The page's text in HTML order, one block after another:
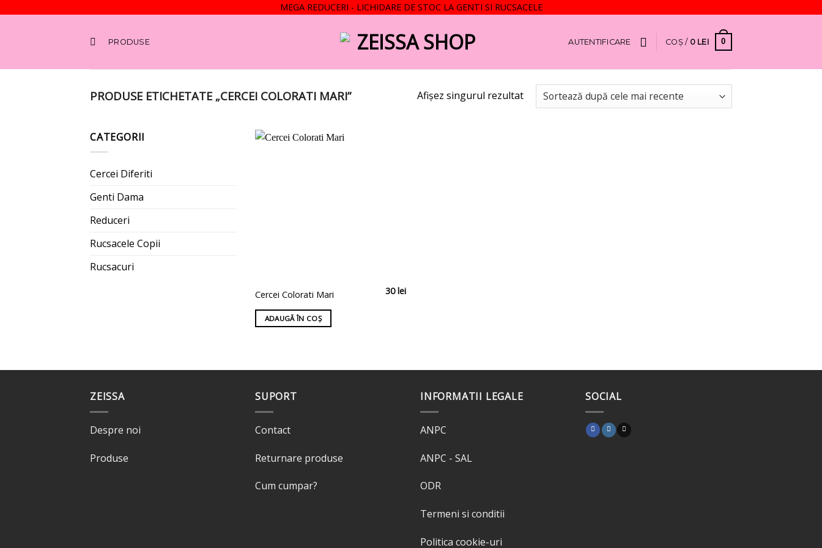
MEGA REDUCERI - LICHIDARE DE STOC LA GENTI SI RUCSACELE
PRODUSE AUTENTIFICARE COȘ / 0 LEI 0
PRODUSE ETICHETATE „CERCEI COLORATI MARI” Afișez singurul rezultat
CATEGORII
Cercei Diferiti
Genti Dama
Reduceri
Rucsacele Copii
Rucsacuri
Cercei Colorati Mari 30lei
ADAUGĂ ÎN COȘ
ZEISSA
Despre noi
Produse
SUPORT
Contact
Returnare produse
Cum cumpar?
INFORMATII LEGALE
ANPC
ANPC - SAL
ODR
Termeni si conditii
Politica cookie-uri
SOCIAL